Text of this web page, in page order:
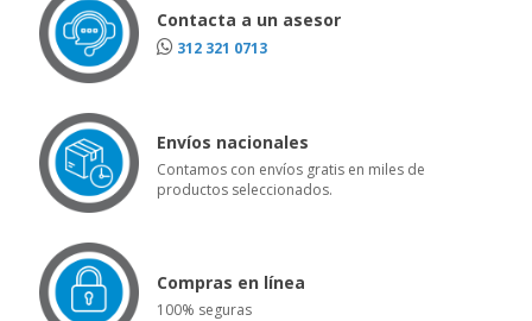
Contacta a un asesor
312 321 0713
Envíos nacionales
Contamos con envíos gratis en miles de
productos seleccionados.
Compras en línea
100% seguras